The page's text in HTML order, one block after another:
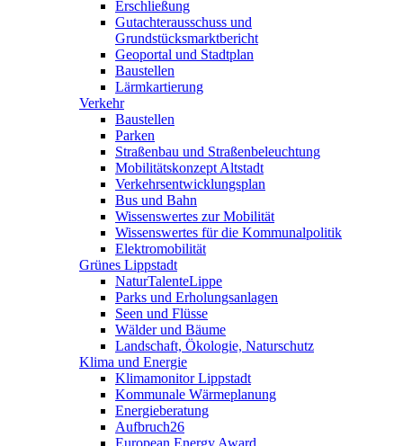
Erschließung
Gutachterausschuss und
Grundstücksmarktbericht
Geoportal und Stadtplan
Baustellen
Lärmkartierung
Verkehr
Baustellen
Parken
Straßenbau und Straßenbeleuchtung
Mobilitätskonzept Altstadt
Verkehrsentwicklungsplan
Bus und Bahn
Wissenswertes zur Mobilität
Wissenswertes für die Kommunalpolitik
Elektromobilität
Grünes Lippstadt
NaturTalenteLippe
Parks und Erholungsanlagen
Seen und Flüsse
Wälder und Bäume
Landschaft, Ökologie, Naturschutz
Klima und Energie
Klimamonitor Lippstadt
Kommunale Wärmeplanung
Energieberatung
Aufbruch26
European Energy Award